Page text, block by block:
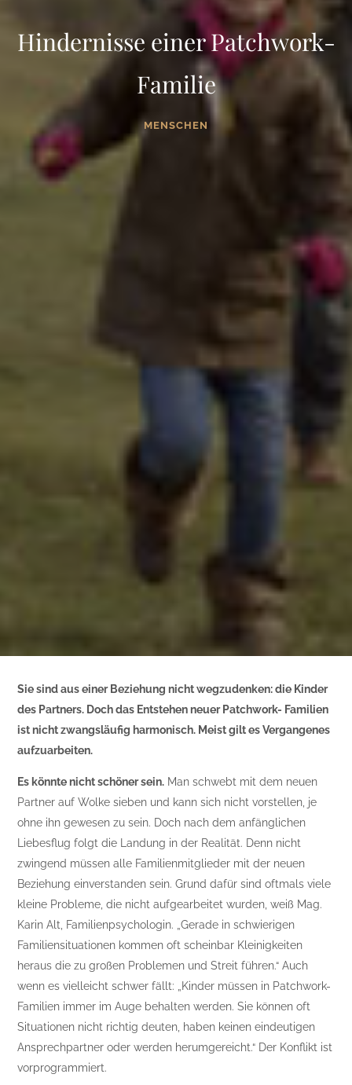
Hindernisse einer Patchwork-
Familie
MENSCHEN
Sie sind aus einer Beziehung nicht wegzudenken: die Kinder
des Partners. Doch das Entstehen neuer Patchwork- Familien
ist nicht zwangsläufig harmonisch. Meist gilt es Vergangenes
aufzuarbeiten.
Es könnte nicht schöner sein. Man schwebt mit dem neuen
Partner auf Wolke sieben und kann sich nicht vorstellen, je
ohne ihn gewesen zu sein. Doch nach dem anfänglichen
Liebesflug folgt die Landung in der Realität. Denn nicht
zwingend müssen alle Familienmitglieder mit der neuen
Beziehung einverstanden sein. Grund dafür sind oftmals viele
kleine Probleme, die nicht aufgearbeitet wurden, weiß Mag.
Karin Alt, Familienpsychologin. „Gerade in schwierigen
Familiensituationen kommen oft scheinbar Kleinigkeiten
heraus die zu großen Problemen und Streit führen.“ Auch
wenn es vielleicht schwer fällt: „Kinder müssen in Patchwork-
Familien immer im Auge behalten werden. Sie können oft
Situationen nicht richtig deuten, haben keinen eindeutigen
Ansprechpartner oder werden herumgereicht.“ Der Konflikt ist
vorprogrammiert.